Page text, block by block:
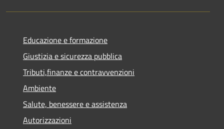
Educazione e formazione
Giustizia e sicurezza pubblica
Tributi,finanze e contravvenzioni
Ambiente
Salute, benessere e assistenza
Autorizzazioni